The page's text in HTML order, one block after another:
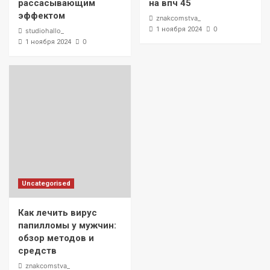
рассасывающим
эффектом
studiohallo_
1 ноября 2024 0
на впч 45
znakcomstva_
1 ноября 2024 0
Uncategorised
Как лечить вирус
папилломы у мужчин:
обзор методов и
средств
znakcomstva_